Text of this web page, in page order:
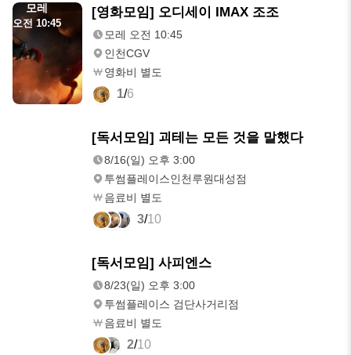
모레
오전 10:45
[영화모임] 오디세이 IMAX 조조
모레 오전 10:45
인천CGV
영화비 별도
1/6
[독서모임] 괴테는 모든 것을 말했다
8/16(일) 오후 3:00
투썸플레이스인천루원대성점
음료비 별도
3/10
[독서모임] 사피엔스
8/23(일) 오후 3:00
투썸플레이스 검단사거리점
음료비 별도
2/10